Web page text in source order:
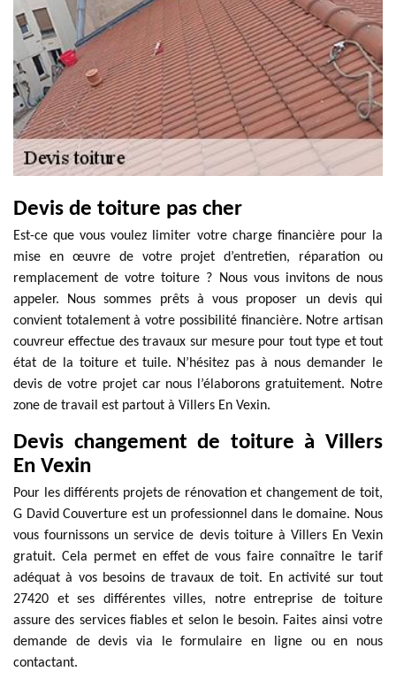
Devis de toiture pas cher
Est-ce que vous voulez limiter votre charge financière pour la
mise en œuvre de votre projet d’entretien, réparation ou
remplacement de votre toiture ? Nous vous invitons de nous
appeler. Nous sommes prêts à vous proposer un devis qui
convient totalement à votre possibilité financière. Notre artisan
couvreur effectue des travaux sur mesure pour tout type et tout
état de la toiture et tuile. N’hésitez pas à nous demander le
devis de votre projet car nous l’élaborons gratuitement. Notre
zone de travail est partout à Villers En Vexin.
Devis changement de toiture à Villers
En Vexin
Pour les différents projets de rénovation et changement de toit,
G David Couverture est un professionnel dans le domaine. Nous
vous fournissons un service de devis toiture à Villers En Vexin
gratuit. Cela permet en effet de vous faire connaître le tarif
adéquat à vos besoins de travaux de toit. En activité sur tout
27420 et ses différentes villes, notre entreprise de toiture
assure des services fiables et selon le besoin. Faites ainsi votre
demande de devis via le formulaire en ligne ou en nous
contactant.